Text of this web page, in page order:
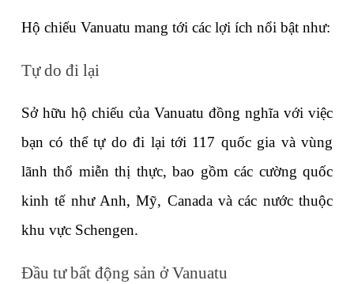
Hộ chiếu Vanuatu mang tới các lợi ích nổi bật như:
Tự do đi lại
Sở hữu hộ chiếu của Vanuatu đồng nghĩa với việc
bạn có thể tự do đi lại tới 117 quốc gia và vùng
lãnh thổ miễn thị thực, bao gồm các cường quốc
kinh tế như Anh, Mỹ, Canada và các nước thuộc
khu vực Schengen.
Đầu tư bất động sản ở Vanuatu